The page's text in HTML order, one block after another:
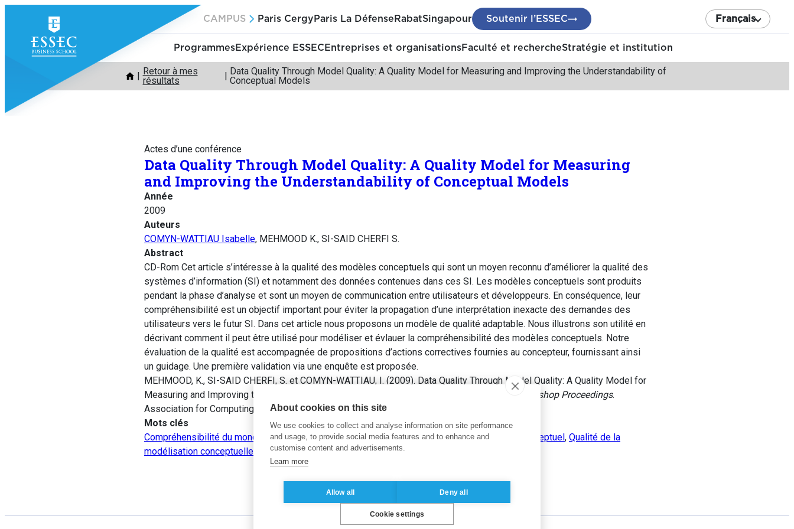
contenu
CAMPUS Paris Cergy Paris La Défense RabatSingapour Soutenir l’ESSEC Français
ProgrammesExpérience ESSEC Entreprises et organisationsFaculté et rechercheStratégie et institution
Retour à mes
résultats
Data Quality Through Model Quality: A Quality Model for Measuring and Improving the Understandability of
Conceptual Models
Actes d’une conférence
Data Quality Through Model Quality: A Quality Model for Measuring
and Improving the Understandability of Conceptual Models
Année
2009
Auteurs
COMYN-WATTIAU Isabelle, MEHMOOD K., SI-SAID CHERFI S.
Abstract
CD-Rom Cet article s’intéresse à la qualité des modèles conceptuels qui sont un moyen reconnu d’améliorer la qualité des
systèmes d’information (SI) et notamment des données contenues dans ces SI. Les modèles conceptuels sont produits
pendant la phase d’analyse et sont un moyen de communication entre utilisateurs et développeurs. En conséquence, leur
compréhensibilité est un objectif important pour éviter la propagation d’une interprétation inexacte des demandes des
utilisateurs vers le futur SI. Dans cet article nous proposons un modèle de qualité adaptable. Nous illustrons son utilité en
décrivant comment il peut être utilisé pour modéliser et évlauer la compréhensibilité des modèles conceptuels. Notre
évaluation de la qualité est accompagnée de propositions d’actions correctives fournies au concepteur, fournissant ainsi
un guidage. Une première validation via une enquête est proposée.
MEHMOOD, K., SI-SAID CHERFI, S. et COMYN-WATTIAU, I. (2009). Data Quality Through Model Quality: A Quality Model for
Measuring and Improving the Understandability of Conceptual Models. Dans:
CIKM2009 – Workshop Proceedings.
Association for Computing Machinery (ACM).
Mots clés
Compréhensibilité du mondèle conceptuel ,Facteur de qualité,Métrique de qualité,Modèle conceptuel, Qualité de la
modélisation conceptuelle
About cookies on this site
We use cookies to collect and analyse information on site performance
and usage, to provide social media features and to enhance and
customise content and advertisements.
Learn more
Allow all Deny all
Cookie settings